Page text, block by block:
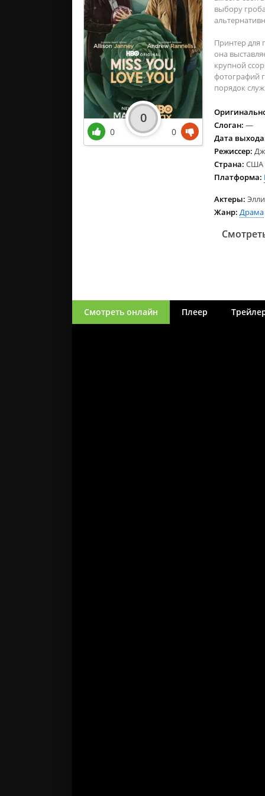
выбору
Принтер для
она
крупной
фотографий
порядок
Слоган: —
Дата
Режиссер:
Страна: США
Платформа:
Актеры:
Жанр: Драма
0
0
0
Смотреть онлайн Плеер